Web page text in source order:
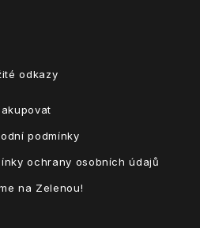
odkazy
podmínky
ochrany osobních údajů
na Zelenou!